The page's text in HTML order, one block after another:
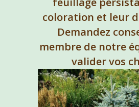
coloration et leur
Demandez
membre de notre
valider vos